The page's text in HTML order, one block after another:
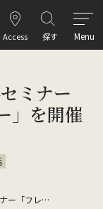
Menu
探す
Access
ミナー
」を開催
ー「フレ…